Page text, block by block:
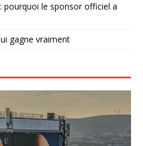
pourquoi le sponsor officiel a
gagne vraiment